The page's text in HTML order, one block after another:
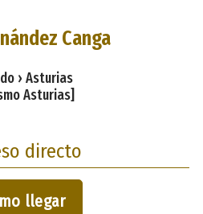
Canga
› Asturias
Asturias]
directo
llegar